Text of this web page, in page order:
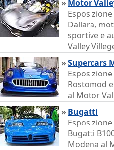
» Motor
Dallara,
sportive e
Valley
» Supercars
Rostomod
al Motor
» Bugatti
Bugatti
Modena al